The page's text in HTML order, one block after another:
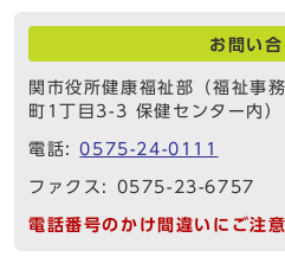
お問い合
関市役所健康福祉部（福祉事
町1丁目3-3 保健センター内）
電話:0575-24-0111
ファクス: 0575-23-6757
電話番号のかけ間違いにご注意